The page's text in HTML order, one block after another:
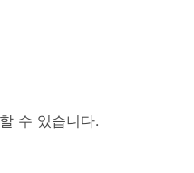
수 있습니다.